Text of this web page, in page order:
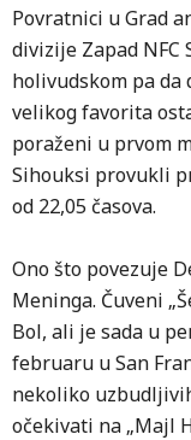
Povratnici u Grad
divizije Zapad NFC
holivudskom pa da
velikog favorita
poraženi u prvom
Sihouksi provukli
od 22,05 časova.
Ono što povezuje
Meninga. Čuveni
Bol, ali je sada u
februaru u San
nekoliko
očekivati na „Majl